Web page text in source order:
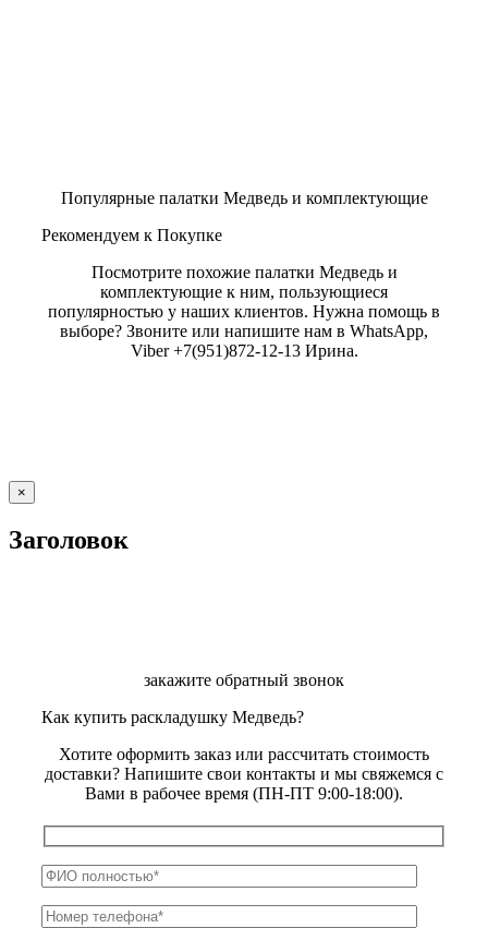
Популярные палатки Медведь и комплектующие
Рекомендуем к Покупке
Посмотрите похожие палатки Медведь и
комплектующие к ним, пользующиеся
популярностью у наших клиентов. Нужна помощь в
выборе? Звоните или напишите нам в WhatsApp,
Viber +7(951)872-12-13 Ирина.
Close
product
view
×
Заголовок
закажите обратный звонок
Как купить раскладушку Медведь?
Хотите оформить заказ или рассчитать стоимость
доставки? Напишите свои контакты и мы свяжемся с
Вами в рабочее время (ПН-ПТ 9:00-18:00).